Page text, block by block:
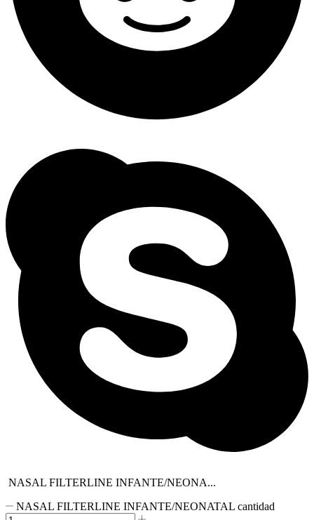
NASAL FILTERLINE INFANTE/NEONA...
NASAL FILTERLINE INFANTE/NEONATAL cantidad